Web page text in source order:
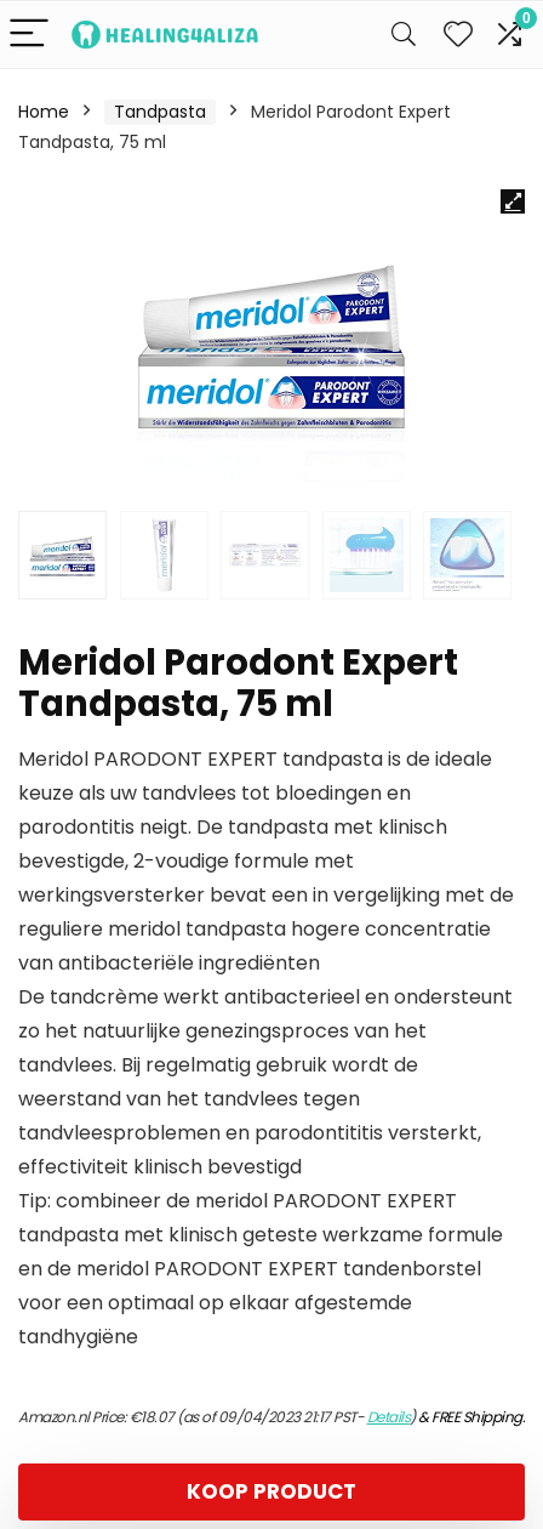
0
Home Tandpasta
Meridol Parodont Expert
Tandpasta, 75 ml
Meridol Parodont Expert
Tandpasta, 75 ml
Meridol PARODONT EXPERT tandpasta is de ideale
keuze als uw tandvlees tot bloedingen en
parodontitis neigt. De tandpasta met klinisch
bevestigde, 2-voudige formule met
werkingsversterker bevat een in vergelijking met de
reguliere meridol tandpasta hogere concentratie
van antibacteriële ingrediënten
De tandcrème werkt antibacterieel en ondersteunt
zo het natuurlijke genezingsproces van het
tandvlees. Bij regelmatig gebruik wordt de
weerstand van het tandvlees tegen
tandvleesproblemen en parodontititis versterkt,
effectiviteit klinisch bevestigd
Tip: combineer de meridol PARODONT EXPERT
tandpasta met klinisch geteste werkzame formule
en de meridol PARODONT EXPERT tandenborstel
voor een optimaal op elkaar afgestemde
tandhygiëne
Amazon.nl Price:€18.07(as of 09/04/2023 21:17 PST-Details)&FREE Shipping.
KOOP PRODUCT